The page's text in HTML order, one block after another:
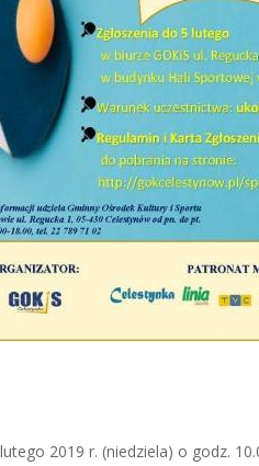
2019 r. (niedziela) o godz.